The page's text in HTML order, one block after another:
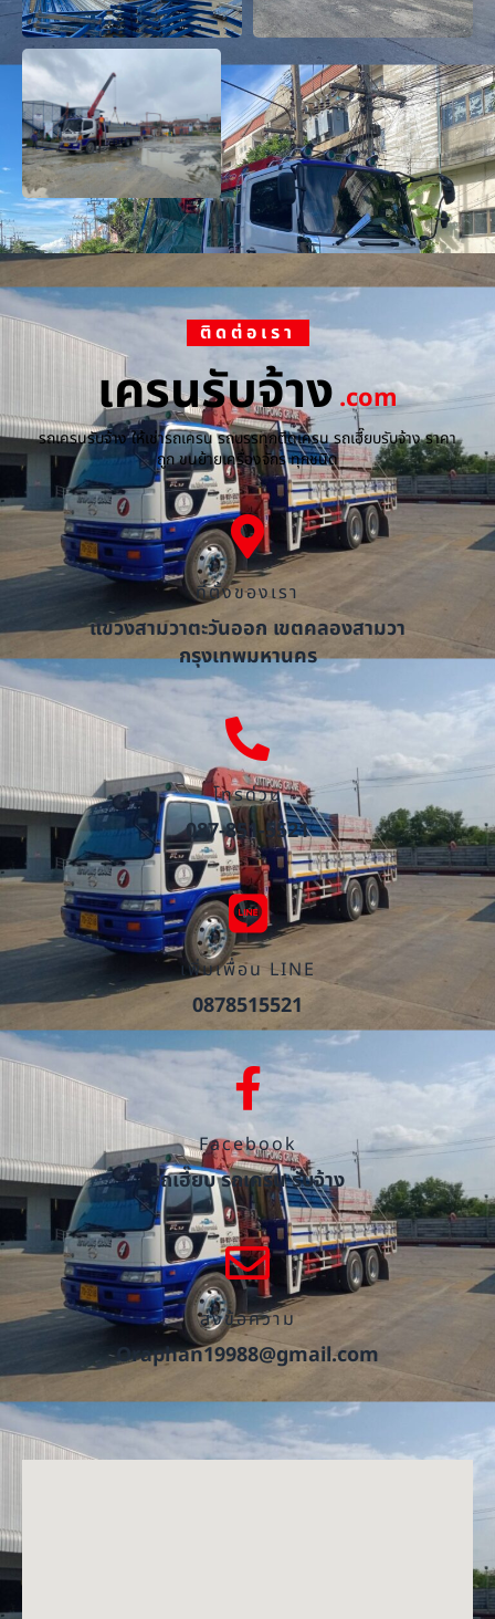
ติดต่อเรา
เครนรับจ้าง.com
รถเครนรับจ้าง ให้เช่ารถเครน รถบรรทุกติดเครน รถเฮี๊ยบรับจ้าง ราคา
ถูก ขนย้ายเครื่องจักร ทุกชนิด
ที่ตั้งของเรา
แขวงสามวาตะวันออก เขตคลองสามวา
กรุงเทพมหานคร
โทรด่วน
087-851-5521
เพิ่มเพื่อน LINE
0878515521
Facebook
รถเฮี๊ยบ รถเครน รับจ้าง
ส่งข้อความ
Oraphan19988@gmail.com